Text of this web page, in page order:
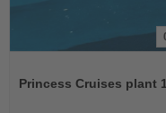
diePrincess Cruises plant